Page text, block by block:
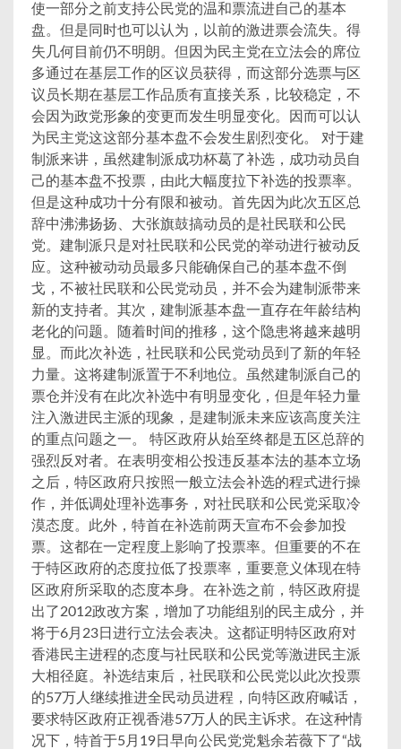
使一部分之前支持公民党的温和票流进自己的基本
盘。但是同时也可以认为，以前的激进票会流失。得
失几何目前仍不明朗。但因为民主党在立法会的席位
多通过在基层工作的区议员获得，而这部分选票与区
议员长期在基层工作品质有直接关系，比较稳定，不
会因为政党形象的变更而发生明显变化。因而可以认
为民主党这这部分基本盘不会发生剧烈变化。 对于建
制派来讲，虽然建制派成功杯葛了补选，成功动员自
己的基本盘不投票，由此大幅度拉下补选的投票率。
但是这种成功十分有限和被动。首先因为此次五区总
辞中沸沸扬扬、大张旗鼓搞动员的是社民联和公民
党。建制派只是对社民联和公民党的举动进行被动反
应。这种被动动员最多只能确保自己的基本盘不倒
戈，不被社民联和公民党动员，并不会为建制派带来
新的支持者。其次，建制派基本盘一直存在年龄结构
老化的问题。随着时间的推移，这个隐患将越来越明
显。而此次补选，社民联和公民党动员到了新的年轻
力量。这将建制派置于不利地位。虽然建制派自己的
票仓并没有在此次补选中有明显变化，但是年轻力量
注入激进民主派的现象，是建制派未来应该高度关注
的重点问题之一。 特区政府从始至终都是五区总辞的
强烈反对者。在表明变相公投违反基本法的基本立场
之后，特区政府只按照一般立法会补选的程式进行操
作，并低调处理补选事务，对社民联和公民党采取冷
漠态度。此外，特首在补选前两天宣布不会参加投
票。这都在一定程度上影响了投票率。但重要的不在
于特区政府的态度拉低了投票率，重要意义体现在特
区政府所采取的态度本身。在补选之前，特区政府提
出了2012政改方案，增加了功能组别的民主成分，并
将于6月23日进行立法会表决。这都证明特区政府对
香港民主进程的态度与社民联和公民党等激进民主派
大相径庭。补选结束后，社民联和公民党以此次投票
的57万人继续推进全民动员进程，向特区政府喊话，
要求特区政府正视香港57万人的民主诉求。在这种情
况下，特首于5月19日早向公民党党魁余若薇下了“战